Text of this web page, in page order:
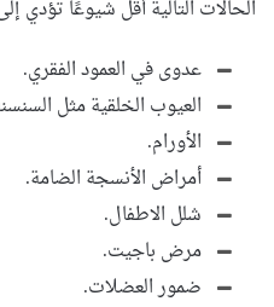
الحالات التالية أقل شيوعًا تؤدي
عدوى في العمود الفقري.
العيوب الخلقية مثل
الأورام.
أمراض الأنسجة الضامة.
شلل الاطفال.
مرض باجيت.
ضمور العضلات.